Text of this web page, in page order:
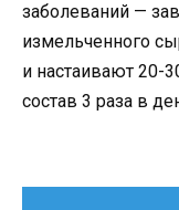
заболеваний —
измельченного
и настаивают 20-
состав 3 раза в